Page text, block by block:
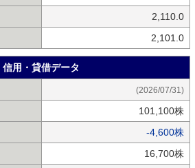
2,110.0
2,101.0
信用・貸借データ
(2026/07/31)
101,100株
-4,600株
16,700株